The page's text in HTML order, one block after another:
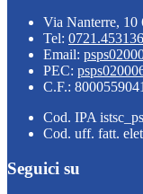
Via Nanterre, 10
Tel: 0721.453136
Email:
PEC:
C.F.:
Cod. IPA
Cod. uff. fatt.
Seguici su